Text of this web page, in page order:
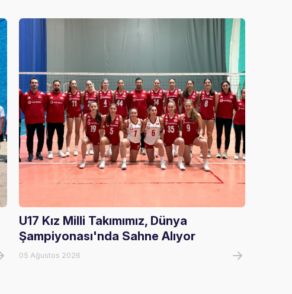
U17 Kız Milli Takımımız, Dünya
Şampiyonası'nda Sahne Alıyor
05 Ağustos 2026